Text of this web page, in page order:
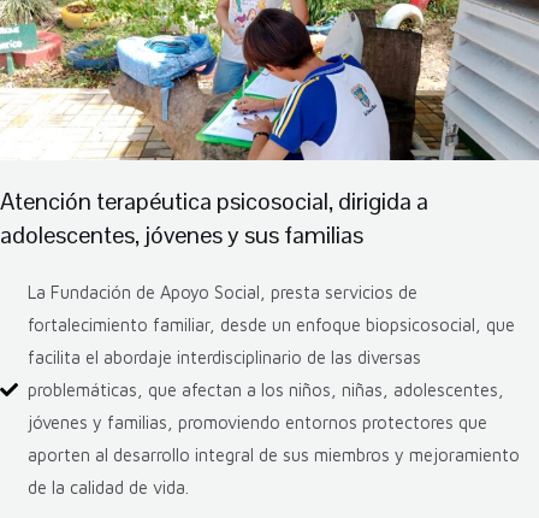
Atención terapéutica psicosocial, dirigida a
adolescentes, jóvenes y sus familias
La Fundación de Apoyo Social, presta servicios de
fortalecimiento familiar, desde un enfoque biopsicosocial, que
facilita el abordaje interdisciplinario de las diversas
problemáticas, que afectan a los niños, niñas, adolescentes,
jóvenes y familias, promoviendo entornos protectores que
aporten al desarrollo integral de sus miembros y mejoramiento
de la calidad de vida.